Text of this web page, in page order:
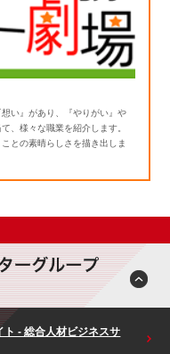
い』があり、『やりがい』や
、様々な職業を紹介します。
との素晴らしさを描き出しま
- 総合人材ビジネスサ